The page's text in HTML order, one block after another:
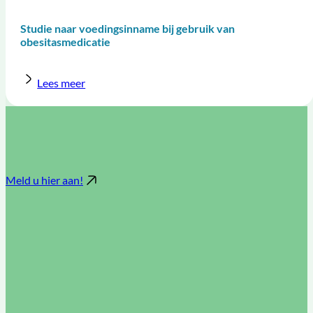
Studie naar voedingsinname bij gebruik van
obesitasmedicatie
Lees meer
Meld u hier aan!